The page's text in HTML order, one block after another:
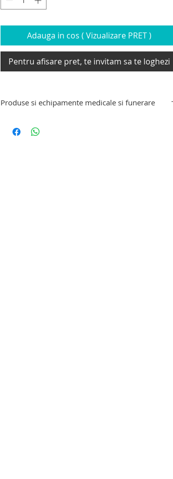
Adauga in cos ( Vizualizare PRET )
Pentru afisare pret, te invitam sa te loghezi
Produse si echipamente medicale si funerare
de transport decedati, targa de recuperare decedati,